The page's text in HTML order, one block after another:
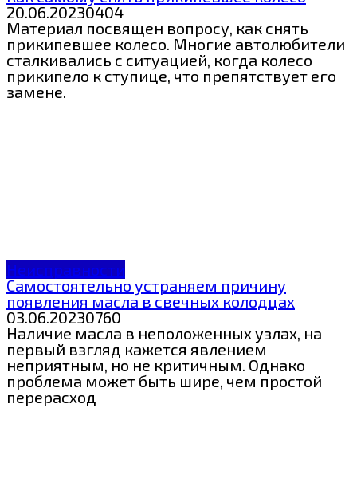
20.06.20230404
Материал посвящен вопросу, как снять
прикипевшее колесо. Многие автолюбители
сталкивались с ситуацией, когда колесо
прикипело к ступице, что препятствует его
замене.
Неисправности
Самостоятельно устраняем причину
появления масла в свечных колодцах
03.06.20230760
Наличие масла в неположенных узлах, на
первый взгляд кажется явлением
неприятным, но не критичным. Однако
проблема может быть шире, чем простой
перерасход